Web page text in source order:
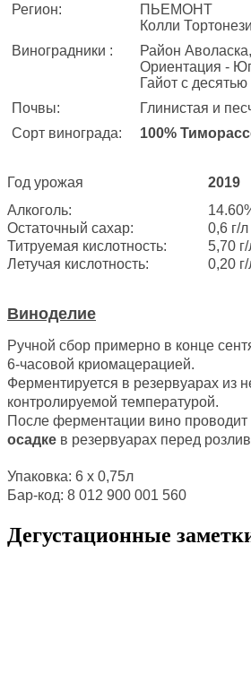
Регион:
ПЬЕМОНТ
Колли
Виноградники :
Район
Ориентация -
Гайот с
Почвы:
Глинистая и
Сорт винограда:
100%
Год урожая 2019
Алкоголь:
Остаточный сахар:
0,6 г/л
Титруемая кислотность:
5,70
Летучая кислотность:
0,20
Виноделие
Ручной сбор примерно в конце
6-часовой криомацерацией.
Ферментируется в резервуарах из
контролируемой температурой.
После ферментации вино проводит
осадке в резервуарах перед
Упаковка: 6 х 0,75л
Бар-код: 8 012 900 001 560
Дегустационные